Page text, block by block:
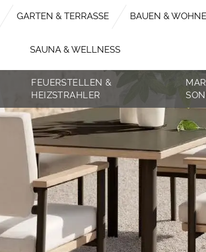
GARTEN & TERRASSE BAUEN &
SAUNA & WELLNESS
FEUERSTELLEN &
HEIZSTRAHLER